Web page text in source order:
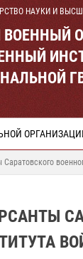
НАУКИ И
ВОЕННЫЙ
Саратовского